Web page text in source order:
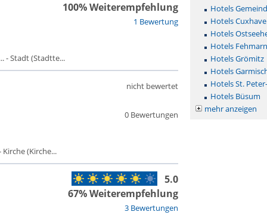
1 Bewertung
100% Weiterempfehlung
- Stadt (Stadtte...
0 Bewertungen
nicht bewertet
(Kirche...
3 Bewertungen
5.0
67% Weiterempfehlung
Hotels
Hotels
Hotels
Hotels Fehmarn
Hotels Grömitz
Hotels
Hotels St.
Hotels Büsum
mehr anzeigen